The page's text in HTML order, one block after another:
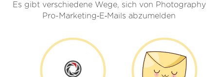
Es gibt verschiedene Wege, sich von Photography
Pro-Marketing‑E‑Mails abzumelden